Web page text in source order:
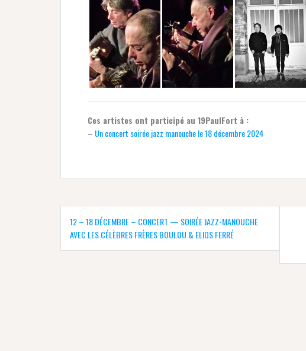
Ces artistes ont participé au 19PaulFort à :
– Un concert soirée jazz manouche le 18 décembre 2024
Navigation
de
l’article
12 – 18 DÉCEMBRE – CONCERT — SOIRÉE JAZZ-MANOUCHE
AVEC LES CÉLÈBRES FRÈRES BOULOU & ELIOS FERRÉ